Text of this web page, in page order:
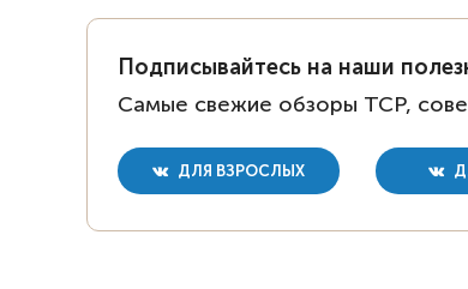
Подписывайтесь на наши
Самые свежие обзоры ТСР,
ДЛЯ ВЗРОСЛЫХ